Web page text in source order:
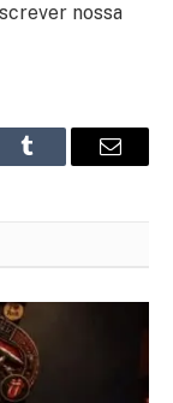
nossa
Tumblr Email